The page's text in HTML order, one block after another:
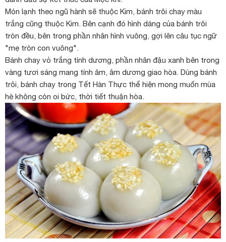
Món lạnh theo ngũ hành sẽ thuộc Kim, bánh trôi chay màu
trắng cũng thuộc Kim. Bên cạnh đó hình dáng của bánh trôi
tròn đều, bên trong phần nhân hình vuông, gợi lên câu tục ngữ
"mẹ tròn con vuông".
Bánh chay vỏ trắng tính dương, phần nhân đậu xanh bên trong
vàng tươi sáng mang tính âm, âm dương giao hòa. Dùng bánh
trôi, bánh chay trong Tết Hàn Thực thể hiện mong muốn mùa
hè không còn oi bức, thời tiết thuận hòa.